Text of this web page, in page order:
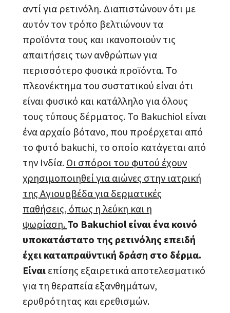
αντί για ρετινόλη. Διαπιστώνουν ότι με
αυτόν τον τρόπο βελτιώνουν τα
προϊόντα τους και ικανοποιούν τις
απαιτήσεις των ανθρώπων για
περισσότερο φυσικά προϊόντα. Το
πλεονέκτημα του συστατικού είναι ότι
είναι φυσικό και κατάλληλο για όλους
τους τύπους δέρματος. Το Bakuchiol είναι
ένα αρχαίο βότανο, που προέρχεται από
το φυτό bakuchi, το οποίο κατάγεται από
την Ινδία. Οι σπόροι του φυτού έχουν
χρησιμοποιηθεί για αιώνες στην ιατρική
της Αγιουρβέδα για δερματικές
παθήσεις, όπως η λεύκη και η
ψωρίαση. Το Bakuchiol είναι ένα κοινό
υποκατάστατο της ρετινόλης επειδή
έχει καταπραϋντική δράση στο δέρμα.
Είναι επίσης εξαιρετικά αποτελεσματικό
για τη θεραπεία εξανθημάτων,
ερυθρότητας και ερεθισμών.